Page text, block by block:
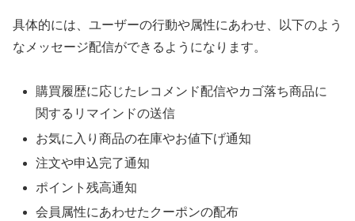
具体的には、ユーザーの行動や属性にあわせ、以下のよう
なメッセージ配信ができるようになります。
購買履歴に応じたレコメンド配信やカゴ落ち商品に
関するリマインドの送信
お気に入り商品の在庫やお値下げ通知
注文や申込完了通知
ポイント残高通知
会員属性にあわせたクーポンの配布